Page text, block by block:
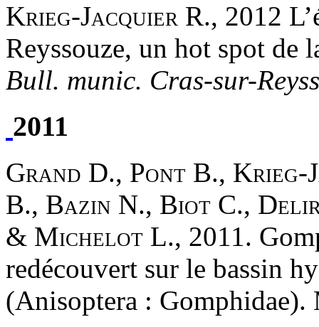
Krieg-Jacquier R., 2012
Reyssouze, un hot spot de
Bull. munic. Cras-sur-
2011
Grand D., Pont B.,
B., Bazin N., Biot C.,
& Michelot L., 2011.
redécouvert sur le bassin
(Anisoptera :